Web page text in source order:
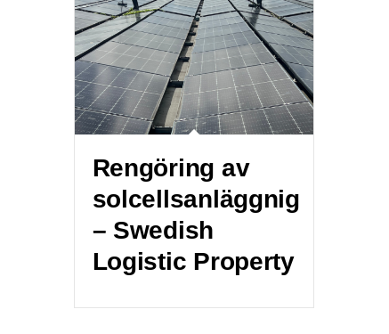
Rengöring av
solcellsanläggnig
– Swedish
Logistic Property